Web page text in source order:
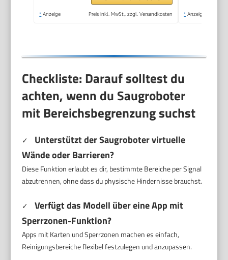
wischt, Hartböden &
* Anzeige Preis inkl. MwSt., zzgl. Versandkosten * Anzeige
Checkliste: Darauf solltest du
achten, wenn du Saugroboter
mit Bereichsbegrenzung suchst
✓
Unterstützt der Saugroboter virtuelle
Wände oder Barrieren?
Diese Funktion erlaubt es dir, bestimmte Bereiche per Signal
abzutrennen, ohne dass du physische Hindernisse brauchst.
✓
Verfügt das Modell über eine App mit
Sperrzonen-Funktion?
Apps mit Karten und Sperrzonen machen es einfach,
Reinigungsbereiche flexibel festzulegen und anzupassen.